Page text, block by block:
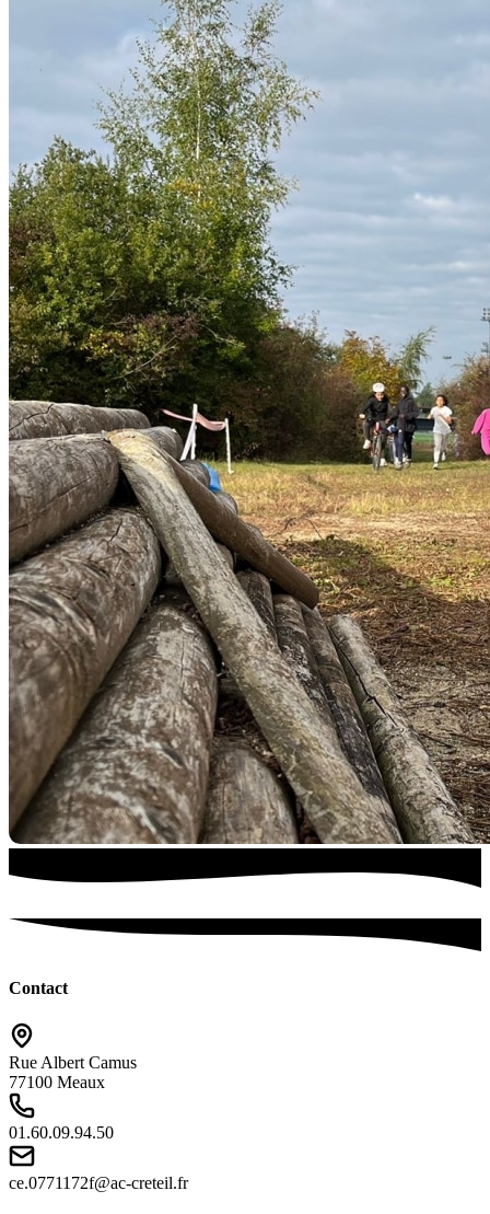
Contact
Rue Albert Camus
77100 Meaux
01.60.09.94.50
ce.0771172f@ac-creteil.fr